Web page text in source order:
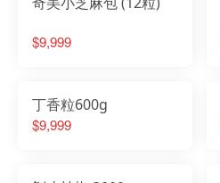
$9,999
丁香粒600g
$9,999